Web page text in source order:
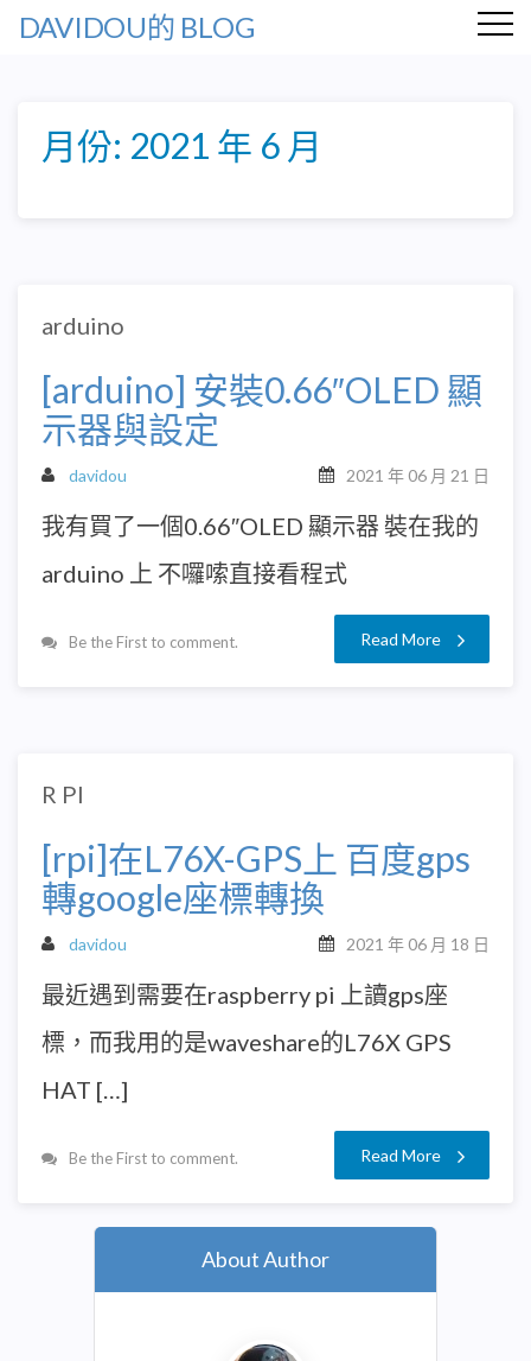
DAVIDOU的 BLOG
月份: 2021 年 6 月
arduino
[arduino] 安裝0.66″OLED 顯
示器與設定
davidou 2021 年 06 月 21 日
我有買了一個0.66″OLED 顯示器 裝在我的
arduino 上 不囉嗦直接看程式
Be the First to comment. Read More
R PI
[rpi]在L76X-GPS上 百度gps
轉google座標轉換
davidou 2021 年 06 月 18 日
最近遇到需要在raspberry pi 上讀gps座
標，而我用的是waveshare的L76X GPS
HAT […]
Be the First to comment. Read More
About Author